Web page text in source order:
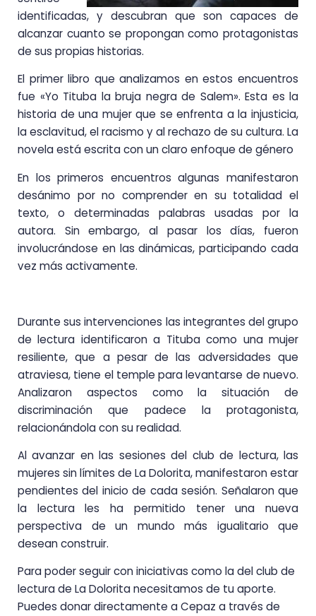
identificadas, y descubran que son capaces de
alcanzar cuanto se propongan como protagonistas
de sus propias historias.
El primer libro que analizamos en estos encuentros
fue «Yo Tituba la bruja negra de Salem». Esta es la
historia de una mujer que se enfrenta a la injusticia,
la esclavitud, el racismo y al rechazo de su cultura. La
novela está escrita con un claro enfoque de género
En los primeros encuentros algunas manifestaron
desánimo por no comprender en su totalidad el
texto, o determinadas palabras usadas por la
autora. Sin embargo, al pasar los días, fueron
involucrándose en las dinámicas, participando cada
vez más activamente.
Durante sus intervenciones las integrantes del grupo
de lectura identificaron a Tituba como una mujer
resiliente, que a pesar de las adversidades que
atraviesa, tiene el temple para levantarse de nuevo.
Analizaron aspectos como la situación de
discriminación que padece la protagonista,
relacionándola con su realidad.
Al avanzar en las sesiones del club de lectura, las
mujeres sin límites de La Dolorita, manifestaron estar
pendientes del inicio de cada sesión. Señalaron que
la lectura les ha permitido tener una nueva
perspectiva de un mundo más igualitario que
desean construir.
Para poder seguir con iniciativas como la del club de
lectura de La Dolorita necesitamos de tu aporte.
Puedes donar directamente a Cepaz a través de